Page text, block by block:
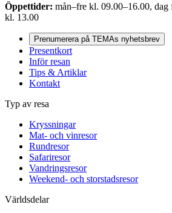
Öppettider: mån–fre kl. 09.00–16.00, dag
kl. 13.00
Prenumerera på TEMAs nyhetsbrev
Presentkort
Inför resan
Tips & Artiklar
Kontakt
Typ av resa
Kryssningar
Mat- och vinresor
Rundresor
Safariresor
Vandringsresor
Weekend- och storstadsresor
Världsdelar